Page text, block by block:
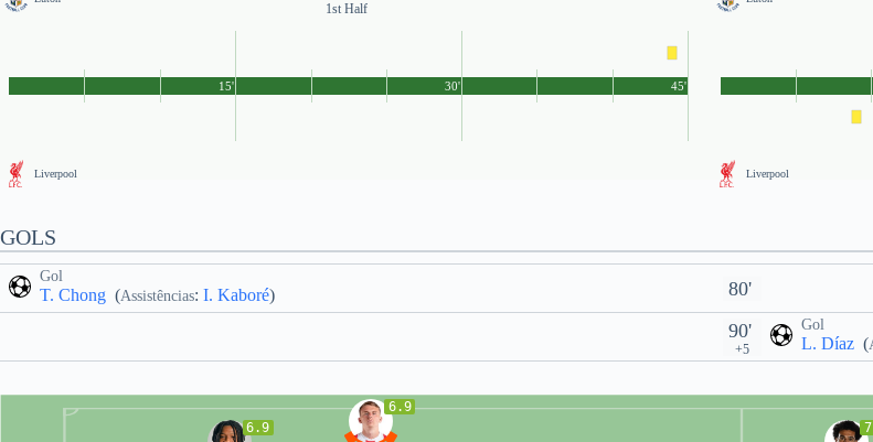
1st Half
Liverpool
45'
15' 30'
Liverpool
GOLS
Gol
T. Chong (Assistências: I. Kaboré)
80'
90'
+5
Gol
L. Díaz (
6.9
6.9